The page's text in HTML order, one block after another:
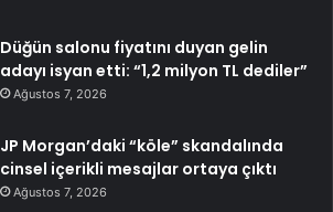
Düğün salonu fiyatını duyan gelin
adayı isyan etti: “1,2 milyon TL dediler”
Ağustos 7, 2026
JP Morgan’daki “köle” skandalında
cinsel içerikli mesajlar ortaya çıktı
Ağustos 7, 2026